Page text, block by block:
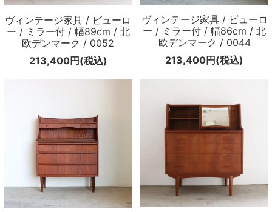
ヴィンテージ家具 / ビューロ
ー / ミラー付 / 幅89cm / 北
欧デンマーク / 0052
213,400円(税込)
ヴィンテージ家具 / ビューロ
ー / ミラー付 / 幅86cm / 北
欧デンマーク / 0044
213,400円(税込)